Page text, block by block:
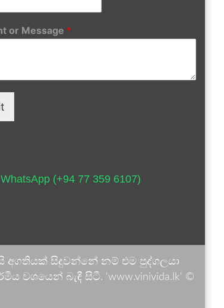
or Message *
(+94 77 359 6107)
අගතියක් සිදුවන්නේ නම් එම පුද්ගලයා
බැඳී සිටී. 'www.vinivida.lk' ©